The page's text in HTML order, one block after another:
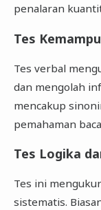
penalaran
Tes
Tes verbal
dan mengolah
mencakup
pemahaman
Tes Logika
Tes ini
sistematis.